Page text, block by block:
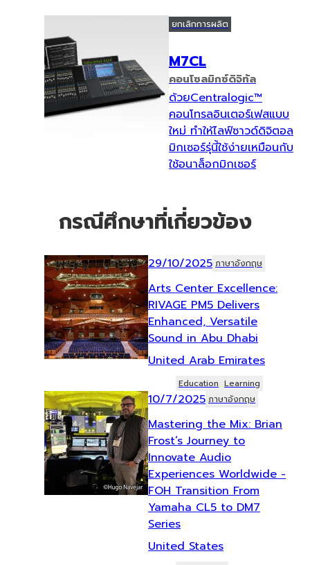
M7CL
คอนโซลมิกซ์ดิจิทัล
ยกเลิกการผลิต
ด้วยCentralogic™
คอนโทรลอินเตอร์เฟสแบบ
ใหม่ ทำให้ไลฟ์ซาวด์ดิจิตอล
มิกเซอร์รุ่นี้ใช้ง่ายเหมือนกับ
ใช้อนาล็อกมิกเซอร์
กรณีศึกษาที่เกี่ยวข้อง
29/10/2025 ภาษาอังกฤษ
Arts Center Excellence:
RIVAGE PM5 Delivers
Enhanced, Versatile
Sound in Abu Dhabi
United Arab Emirates
Education Learning
10/7/2025 ภาษาอังกฤษ
Mastering the Mix: Brian
Frost’s Journey to
Innovate Audio
Experiences Worldwide -
FOH Transition From
Yamaha CL5 to DM7
Series
United States